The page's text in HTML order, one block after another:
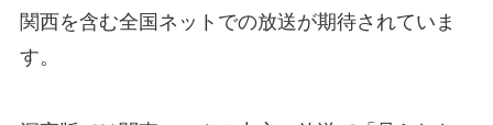
関西を含む全国ネットでの放送が期待されていま
す。